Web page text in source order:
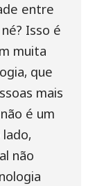
entre
Isso é
muita
que
mais
é um
não